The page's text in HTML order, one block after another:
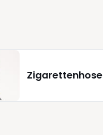
Zigarettenhose